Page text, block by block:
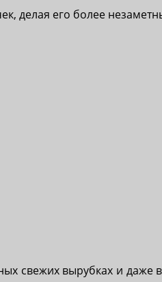
делая его более
свежих вырубках и даже